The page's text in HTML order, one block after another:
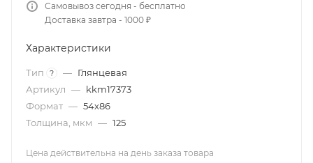
Самовывоз сегодня - бесплатно
Доставка завтра - 1000 ₽
Характеристики
Тип ? — Глянцевая
Артикул — kkm17373
Формат — 54х86
Толщина, мкм — 125
Цена действительна на день заказа товара